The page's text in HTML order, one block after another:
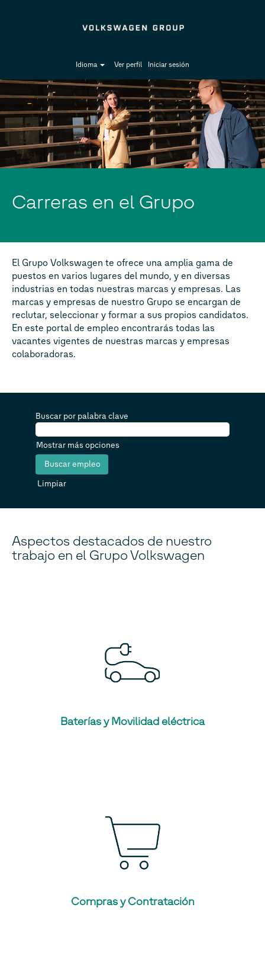
Idioma Ver perfil Iniciar sesión
Carreras en el Grupo
El Grupo Volkswagen te ofrece una amplia gama de
puestos en varios lugares del mundo, y en diversas
industrias en todas nuestras marcas y empresas. Las
marcas y empresas de nuestro Grupo se encargan de
reclutar, seleccionar y formar a sus propios candidatos.
En este portal de empleo encontrarás todas las
vacantes vigentes de nuestras marcas y empresas
colaboradoras.
Buscar por palabra clave
Mostrar más opciones
Limpiar
Aspectos destacados de nuestro
trabajo en el Grupo Volkswagen
Baterías y Movilidad eléctrica
Compras y Contratación